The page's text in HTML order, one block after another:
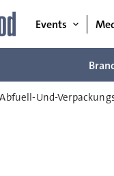
Events
Und-